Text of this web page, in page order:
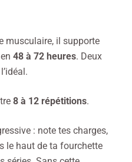
musculaire, il supporte
48 à 72 heures. Deux
8 à 12 répétitions.
: note tes charges,
le haut de ta fourchette